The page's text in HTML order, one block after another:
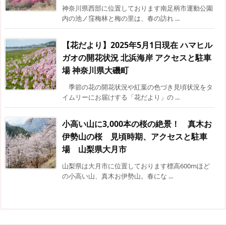
神奈川県西部に位置しております南足柄市運動公園
内の池ノ窪梅林と梅の里は、春の訪れ ...
【花だより】2025年5月1日現在 ハマヒル
ガオの開花状況 北浜海岸 アクセスと駐車
場 神奈川県大磯町
季節の花の開花状況や紅葉の色づき見頃状況をタ
イムリーにお届けする「花だより」の ...
小高い山に3,000本の桜の絶景！ 真木お
伊勢山の桜 見頃時期、アクセスと駐車
場 山梨県大月市
山梨県は大月市に位置しております標高600mほど
の小高い山、真木お伊勢山。春にな ...